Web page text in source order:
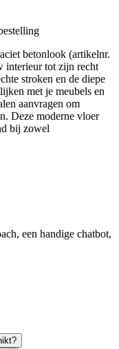
betonlook (artikelnr.
interieur tot zijn recht
stroken en de diepe
met je meubels en
aanvragen om
Deze moderne vloer
bij zowel
een handige chatbot,